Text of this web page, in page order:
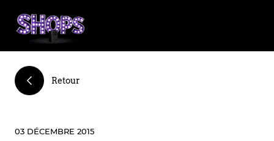
Retour
03 DÉCEMBRE 2015